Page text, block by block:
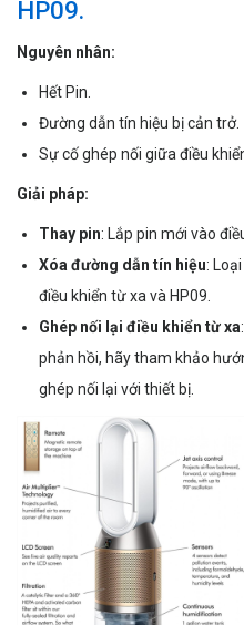
HP09.
Nguyên nhân:
Hết Pin.
Đường dẫn tín hiệu bị cản trở.
Sự cố ghép nối giữa điều
Giải pháp:
Thay pin: Lắp pin mới vào
Xóa đường dẫn tín hiệu:
điều khiển từ xa và HP09.
Ghép nối lại điều khiển từ xa
phản hồi, hãy tham khảo
ghép nối lại với thiết bị.